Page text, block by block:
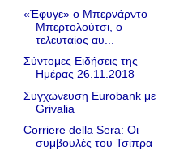
«Έφυγε» ο Μπερνάρντο
Μπερτολούτσι, ο
τελευταίος αυ...
Σύντομες Ειδήσεις της
Ημέρας 26.11.2018
Συγχώνευση Eurobank με
Grivalia
Corriere della Sera: Οι
συμβουλές του Τσίπρα